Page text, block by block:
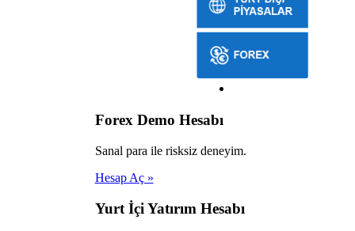
Forex Demo Hesabı
Sanal para ile risksiz deneyim.
Hesap Aç »
Yurt İçi Yatırım Hesabı